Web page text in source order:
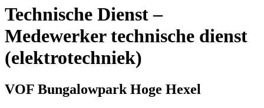
Technische Dienst –
Medewerker technische dienst
(elektrotechniek)
VOF Bungalowpark Hoge Hexel